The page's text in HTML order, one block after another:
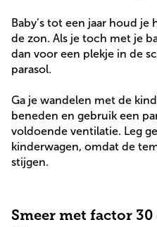
Baby’s tot een jaar houd
de zon. Als je toch met je
dan voor een plekje in de
parasol.
Ga je wandelen met de
beneden en gebruik een
voldoende ventilatie. Leg
kinderwagen, omdat de
stijgen.
Smeer met factor